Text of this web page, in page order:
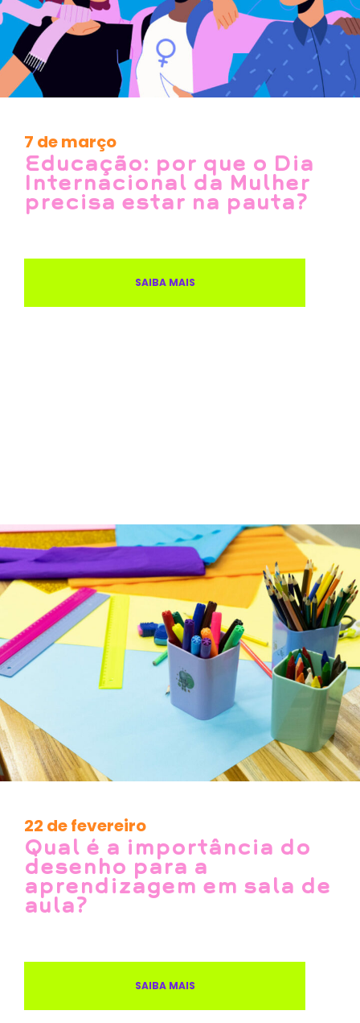
7 de março
Educação: por que o Dia
Internacional da Mulher
precisa estar na pauta?
SAIBA MAIS
22 de fevereiro
Qual é a importância do
desenho para a
aprendizagem em sala de
aula?
SAIBA MAIS